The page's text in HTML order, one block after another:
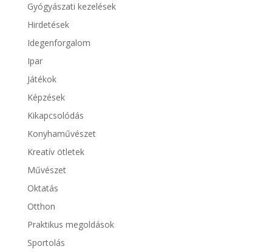
Gyógyászati kezelések
Hirdetések
Idegenforgalom
Ipar
Játékok
Képzések
Kikapcsolódás
Konyhaművészet
Kreatív ötletek
Művészet
Oktatás
Otthon
Praktikus megoldások
Sportolás